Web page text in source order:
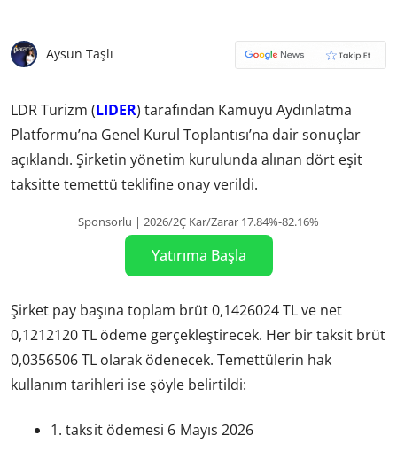
Aysun Taşlı
LDR Turizm (LIDER) tarafından Kamuyu Aydınlatma
Platformu’na Genel Kurul Toplantısı’na dair sonuçlar
açıklandı. Şirketin yönetim kurulunda alınan dört eşit
taksitte temettü teklifine onay verildi.
Sponsorlu | 2026/2Ç Kar/Zarar 17.84%-82.16%
Yatırıma Başla
Şirket pay başına toplam brüt 0,1426024 TL ve net
0,1212120 TL ödeme gerçekleştirecek. Her bir taksit brüt
0,0356506 TL olarak ödenecek. Temettülerin hak
kullanım tarihleri ise şöyle belirtildi:
1. taksit ödemesi 6 Mayıs 2026